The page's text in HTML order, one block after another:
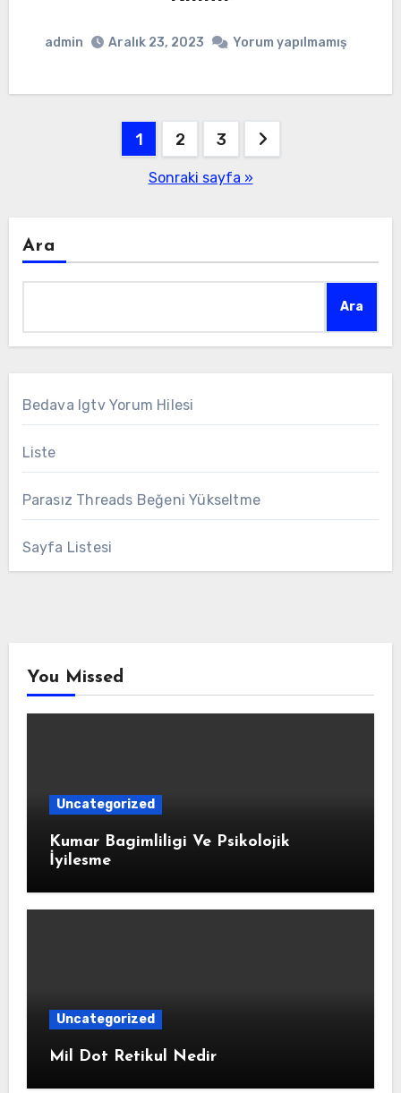
admin Aralık 23, 2023 Yorum yapılmamış
sayfalaması
1 2 3
Sonraki sayfa »
Ara
Ara
Bedava Igtv Yorum Hilesi
Liste
Parasız Threads Beğeni Yükseltme
Sayfa Listesi
You Missed
Uncategorized
Kumar Bagimliligi Ve Psikolojik
İyilesme
Uncategorized
Mil Dot Retikul Nedir